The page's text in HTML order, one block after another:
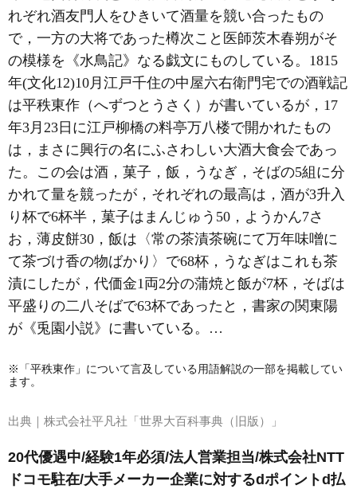
れぞれ酒友門人をひきいて酒量を競い合ったもの
で，一方の大将であった樽次こと医師茨木春朔がそ
の模様を《水鳥記》なる戯文にものしている。1815
年(文化12)10月江戸千住の中屋六右衛門宅での酒戦記
は平秩東作（へずつとうさく）が書いているが，17
年3月23日に江戸柳橋の料亭万八楼で開かれたもの
は，まさに興行の名にふさわしい大酒大食会であっ
た。この会は酒，菓子，飯，うなぎ，そばの5組に分
かれて量を競ったが，それぞれの最高は，酒が3升入
り杯で6杯半，菓子はまんじゅう50，ようかん7さ
お，薄皮餅30，飯は〈常の茶漬茶碗にて万年味噌に
て茶づけ香の物ばかり〉で68杯，うなぎはこれも茶
漬にしたが，代価金1両2分の蒲焼と飯が7杯，そばは
平盛りの二八そばで63杯であったと，書家の関東陽
が《兎園小説》に書いている。…
※「平秩東作」について言及している用語解説の一部を掲載してい
ます。
出典｜ 株式会社平凡社「世界大百科事典（旧版）」
20代優遇中/経験1年必須/法人営業担当/株式会社NTT
ドコモ駐在/大手メーカー企業に対するdポイントd払